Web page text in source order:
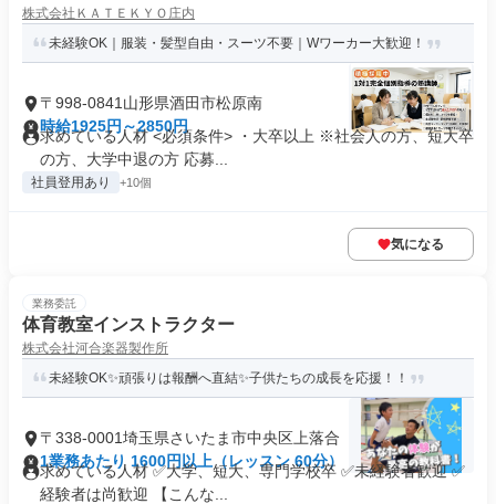
株式会社ＫＡＴＥＫＹＯ庄内
未経験OK｜服装・髪型自由・スーツ不要｜Wワーカー大歓迎！
〒998-0841山形県酒田市松原南
時給1925円～2850円
求めている人材 <必須条件> ・大卒以上 ※社会人の方、短大卒
の方、大学中退の方 応募...
社員登用あり +10個
気になる
業務委託
体育教室インストラクター
株式会社河合楽器製作所
未経験OK✨頑張りは報酬へ直結✨子供たちの成長を応援！！
〒338-0001埼玉県さいたま市中央区上落合
1業務あたり 1600円以上（レッスン 60分）
求めている人材 ✅大学、短大、専門学校卒 ✅未経験者歓迎 ✅
経験者は尚歓迎 【こんな...